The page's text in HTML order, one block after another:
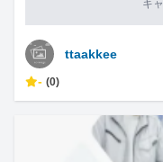
キ
ttaakkee
- (0)